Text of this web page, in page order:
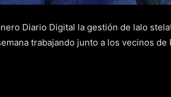
Diario Digital la gestión de lalo
trabajando junto a los vecinos de